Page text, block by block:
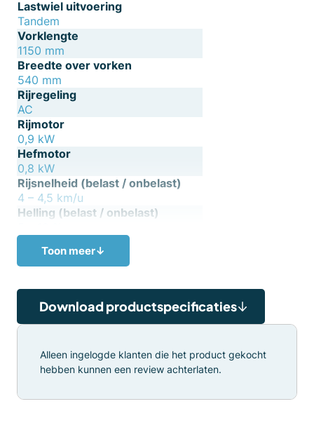
Lastwiel uitvoering
Tandem
Vorklengte
1150 mm
Breedte over vorken
540 mm
Rijregeling
AC
Rijmotor
0,9 kW
Hefmotor
0,8 kW
Rijsnelheid (belast / onbelast)
4 – 4,5 km/u
Helling (belast / onbelast)
RAL2002 (rood)
Toon meer↓
Download productspecificaties
Alleen ingelogde klanten die het product gekocht
hebben kunnen een review achterlaten.